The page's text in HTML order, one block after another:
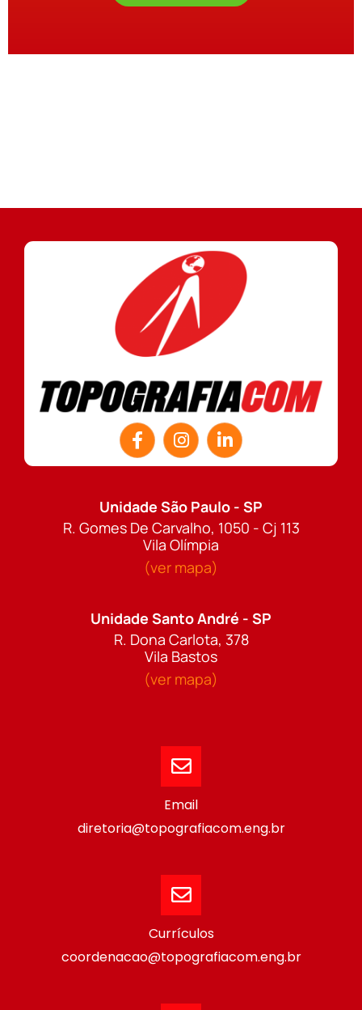
Unidade São Paulo - SP
R. Gomes De Carvalho, 1050 - Cj 113
Vila Olímpia
(ver mapa)
Unidade Santo André - SP
R. Dona Carlota, 378
Vila Bastos
(ver mapa)
Email
diretoria@topografiacom.eng.br
Currículos
coordenacao@topografiacom.eng.br